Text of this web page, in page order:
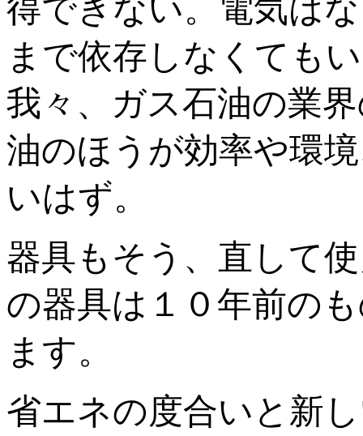
得できない。電気は
まで依存しなくても
我々、ガス石油の業
油のほうが効率や環
いはず。
器具もそう、直して
の器具は１０年前の
ます。
省エネの度合いと新